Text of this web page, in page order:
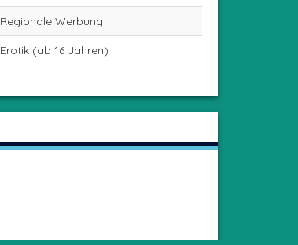
Regionale Werbung
Erotik (ab 16 Jahren)